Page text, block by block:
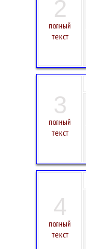
2
полный
текст
3
полный
текст
4
полный
текст